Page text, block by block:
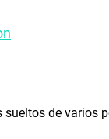
de varios